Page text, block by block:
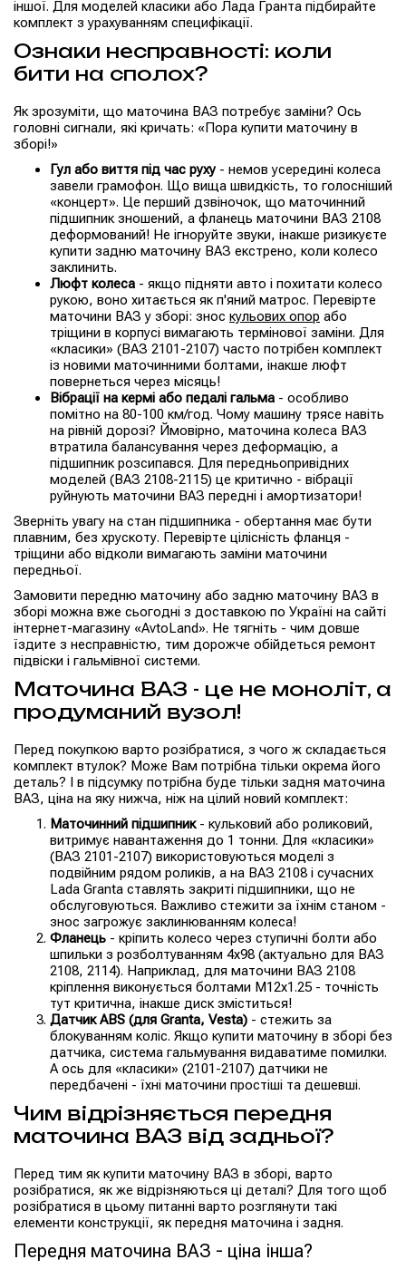
іншої. Для моделей класики або Лада Гранта підбирайте
комплект з урахуванням специфікації.
Ознаки несправності: коли
бити на сполох?
Як зрозуміти, що маточина ВАЗ потребує заміни? Ось
головні сигнали, які кричать: «Пора купити маточину в
зборі!»
Гул або виття під час руху- немов усередині колеса
завели грамофон. Що вища швидкість, то голосніший
«концерт». Це перший дзвіночок, що маточинний
підшипник зношений, а фланець маточини ВАЗ 2108
деформований! Не ігноруйте звуки, інакше ризикуєте
купити задню маточину ВАЗ екстрено, коли колесо
заклинить.
Люфт колеса - якщо підняти авто і похитати колесо
рукою, воно хитається як п'яний матрос. Перевірте
маточини ВАЗ у зборі: знос кульових опор або
тріщини в корпусі вимагають термінової заміни. Для
«класики» (ВАЗ 2101-2107) часто потрібен комплект
із новими маточинними болтами, інакше люфт
повернеться через місяць!
Вібрації на кермі або педалі гальма - особливо
помітно на 80-100 км/год. Чому машину трясе навіть
на рівній дорозі? Ймовірно, маточина колеса ВАЗ
втратила балансування через деформацію, а
підшипник розсипався. Для передньопривідних
моделей (ВАЗ 2108-2115) це критично - вібрації
руйнують маточини ВАЗ передні і амортизатори!
Зверніть увагу на стан підшипника - обертання має бути
плавним, без хрускоту. Перевірте цілісність фланця -
тріщини або відколи вимагають заміни маточини
передньої.
Замовити передню маточину або задню маточину ВАЗ в
зборі можна вже сьогодні з доставкою по Україні на сайті
інтернет-магазину «AvtoLand». Не тягніть - чим довше
їздите з несправністю, тим дорожче обійдеться ремонт
підвіски і гальмівної системи.
Маточина ВАЗ - це не моноліт, а
продуманий вузол!
Перед покупкою варто розібратися, з чого ж складається
комплект втулок? Може Вам потрібна тільки окрема його
деталь? І в підсумку потрібна буде тільки задня маточина
ВАЗ, ціна на яку нижча, ніж на цілий новий комплект:
Маточинний підшипник- кульковий або роликовий,
витримує навантаження до 1 тонни. Для «класики»
(ВАЗ 2101-2107) використовуються моделі з
подвійним рядом роликів, а на ВАЗ 2108 і сучасних
Lada Granta ставлять закриті підшипники, що не
обслуговуються. Важливо стежити за їхнім станом -
знос загрожує заклинюванням колеса!
Фланець - кріпить колесо через ступичні болти або
шпильки з розболтуванням 4x98 (актуально для ВАЗ
2108, 2114). Наприклад, для маточини ВАЗ 2108
кріплення виконується болтами M12x1.25 - точність
тут критична, інакше диск зміститься!
Датчик ABS (для Granta, Vesta) - стежить за
блокуванням коліс. Якщо купити маточину в зборі без
датчика, система гальмування видаватиме помилки.
А ось для «класики» (2101-2107) датчики не
передбачені - їхні маточини простіші та дешевші.
Чим відрізняється передня
маточина ВАЗ від задньої?
Перед тим як купити маточину ВАЗ в зборі, варто
розібратися, як же відрізняються ці деталі? Для того щоб
розібратися в цьому питанні варто розглянути такі
елементи конструкції, як передня маточина і задня.
Передня маточина ВАЗ - ціна інша?